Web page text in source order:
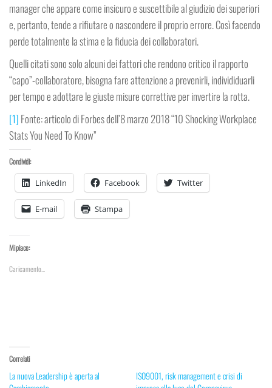
manager che appare come insicuro e suscettibile al giudizio dei superiori
e, pertanto, tende a rifiutare o nascondere il proprio errore. Così facendo
perde totalmente la stima e la fiducia dei collaboratori.
Quelli citati sono solo alcuni dei fattori che rendono critico il rapporto
“capo”-collaboratore, bisogna fare attenzione a prevenirli, individiduarli
per tempo e adottare le giuste misure correttive per invertire la rotta.
[1] Fonte: articolo di Forbes dell’8 marzo 2018 “10 Shocking Workplace
Stats You Need To Know”
Condividi:
LinkedIn Facebook Twitter
E-mail Stampa
Mi piace:
Caricamento...
Correlati
La nuova Leadership è aperta al
ISO9001, risk management e crisi di